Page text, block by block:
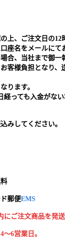
上、ご注文日の
座名をメールにて
合、当社まで御一
客様負担となり、
ります。
経っても入金がな
みしてください。
郵便EMS
ご注文商品を発
6営業日。